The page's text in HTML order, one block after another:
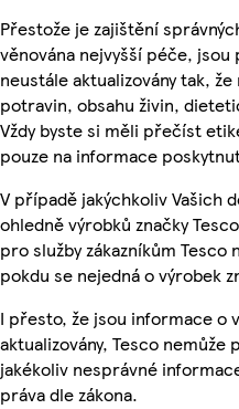
Přestože je zajištění
věnována nejvyšší péče,
neustále aktualizovány tak,
potravin, obsahu živin,
Vždy byste si měli přečíst
pouze na informace
V případě jakýchkoliv Vašich
ohledně výrobků značky
pro služby zákazníkům
pokdu se nejedná o výrobek
I přesto, že jsou informace o
aktualizovány, Tesco
jakékoliv nesprávné
práva dle zákona.